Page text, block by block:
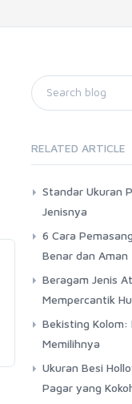
RELATED ARTICLE
Standar Ukuran
Jenisnya
6 Cara
Benar dan Aman
Beragam Jenis
Mempercantik
Bekisting
Memilihnya
Ukuran Besi
Pagar yang